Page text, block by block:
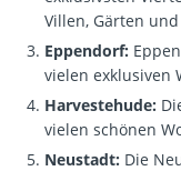
Villen, Gärten
Eppendorf:
vielen exklusiven
Harvestehude:
vielen schönen
Neustadt: Die